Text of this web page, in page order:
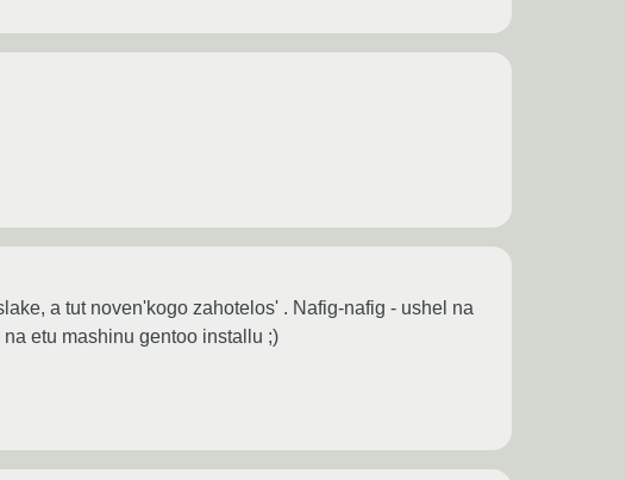
a tut noven'kogo zahotelos' . Nafig-nafig - ushel na
etu mashinu gentoo installu ;)